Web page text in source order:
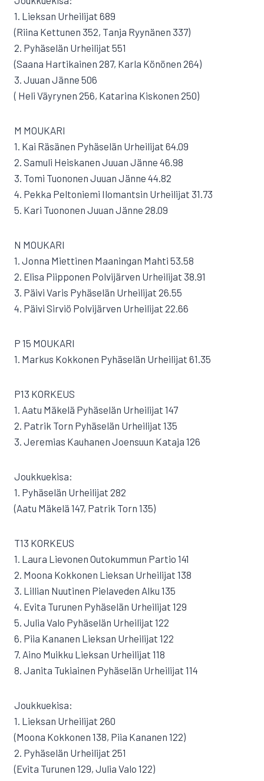
1. Lieksan Urheilijat 689
(Riina Kettunen 352, Tanja Ryynänen 337)
2. Pyhäselän Urheilijat 551
(Saana Hartikainen 287, Karla Könönen 264)
3. Juuan Jänne 506
( Heli Väyrynen 256, Katarina Kiskonen 250)
M MOUKARI
1. Kai Räsänen Pyhäselän Urheilijat 64.09
2. Samuli Heiskanen Juuan Jänne 46.98
3. Tomi Tuononen Juuan Jänne 44.82
4. Pekka Peltoniemi Ilomantsin Urheilijat 31.73
5. Kari Tuononen Juuan Jänne 28.09
N MOUKARI
1. Jonna Miettinen Maaningan Mahti 53.58
2. Elisa Piipponen Polvijärven Urheilijat 38.91
3. Päivi Varis Pyhäselän Urheilijat 26.55
4. Päivi Sirviö Polvijärven Urheilijat 22.66
P 15 MOUKARI
1. Markus Kokkonen Pyhäselän Urheilijat 61.35
P13 KORKEUS
1. Aatu Mäkelä Pyhäselän Urheilijat 147
2. Patrik Torn Pyhäselän Urheilijat 135
3. Jeremias Kauhanen Joensuun Kataja 126
Joukkuekisa:
1. Pyhäselän Urheilijat 282
(Aatu Mäkelä 147, Patrik Torn 135)
T13 KORKEUS
1. Laura Lievonen Outokummun Partio 141
2. Moona Kokkonen Lieksan Urheilijat 138
3. Lillian Nuutinen Pielaveden Alku 135
4. Evita Turunen Pyhäselän Urheilijat 129
5. Julia Valo Pyhäselän Urheilijat 122
6. Piia Kananen Lieksan Urheilijat 122
7. Aino Muikku Lieksan Urheilijat 118
8. Janita Tukiainen Pyhäselän Urheilijat 114
Joukkuekisa:
1. Lieksan Urheilijat 260
(Moona Kokkonen 138, Piia Kananen 122)
2. Pyhäselän Urheilijat 251
(Evita Turunen 129, Julia Valo 122)